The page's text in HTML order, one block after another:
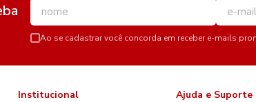
Ao se cadastrar você concorda em receber e-mails
Institucional Ajuda e Suporte